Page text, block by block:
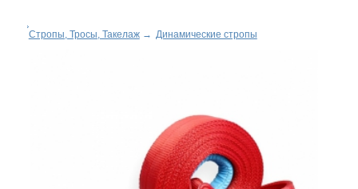
Стропы, Тросы, Такелаж→ Динамические стропы